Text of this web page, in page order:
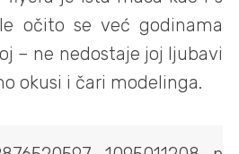
očito se već godinama
– ne nedostaje joj ljubavi
okusi i čari modelinga.